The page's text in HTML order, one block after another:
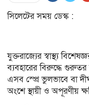
সিলেটের সময় ডেস্ক :
যুক্তরাজ্যের স্বাস্থ্য
ব্যবহারের বিরুদ্ধে গুরুতর
এসব স্প্রে ভুলভাবে বা
অংশে স্থায়ী ও অপূরণীয়